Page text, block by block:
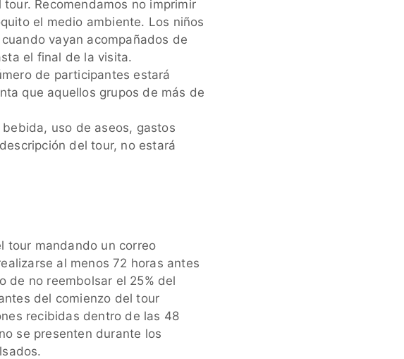
Recomendamos no imprimir
el medio ambiente. Los niños
vayan acompañados de
el final de la visita.
de participantes estará
que aquellos grupos de más de
uso de aseos, gastos
del tour, no estará
tour mandando un correo
al menos 72 horas antes
de no reembolsar el 25% del
del comienzo del tour
recibidas dentro de las 48
se presenten durante los